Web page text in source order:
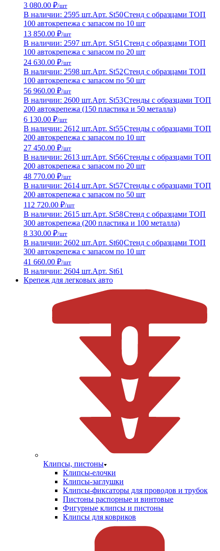
3 080.00 ₽/шт
В наличии: 2595 шт.Арт. St50Стенд с образцами ТОП
100 автокрепежа с запасом по 10 шт
13 850.00 ₽/шт
В наличии: 2597 шт.Арт. St51 Стенд с образцами ТОП
100 автокрепежа с запасом по 20 шт
24 630.00 ₽/шт
В наличии: 2598 шт.Арт. St52Стенд с образцами ТОП
100 автокрепежа с запасом по 50 шт
56 960.00 ₽/шт
В наличии: 2600 шт.Арт. St53Стенды с образцами ТОП
200 автокрепежа (150 пластика и 50 металла)
6 130.00 ₽/шт
В наличии: 2612 шт.Арт. St55Стенды с образцами ТОП
200 автокрепежа с запасом по 10 шт
27 450.00 ₽/шт
В наличии: 2613 шт.Арт. St56Стенды с образцами ТОП
200 автокрепежа с запасом по 20 шт
48 770.00 ₽/шт
В наличии: 2614 шт.Арт. St57Стенды с образцами ТОП
200 автокрепежа с запасом по 50 шт
112 720.00 ₽/шт
В наличии: 2615 шт.Арт. St58Стенд с образцами ТОП
300 автокрепежа (200 пластика и 100 металла)
8 330.00 ₽/шт
В наличии: 2602 шт.Арт. St60Стенд с образцами ТОП
300 автокрепежа с запасом по 10 шт
41 660.00 ₽/шт
В наличии: 2604 шт.Арт. St61
Крепеж для легковых авто
Клипсы, пистоны
Клипсы-елочки
Клипсы-заглушки
Клипсы-фиксаторы для проводов и трубок
Пистоны распорные и винтовые
Фигурные клипсы и пистоны
Клипсы для ковриков